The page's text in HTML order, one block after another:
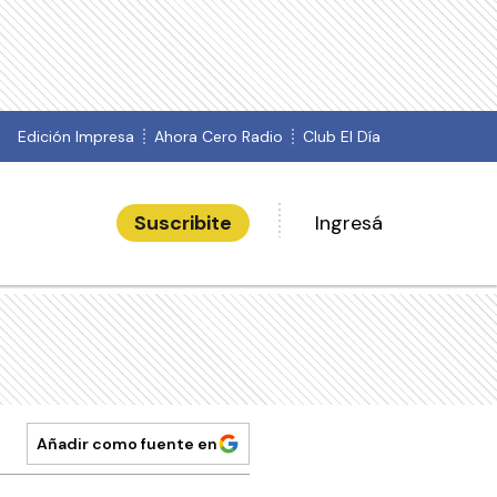
Edición Impresa Ahora Cero Radio Club El Día
Suscribite Ingresá
Añadir como fuente en